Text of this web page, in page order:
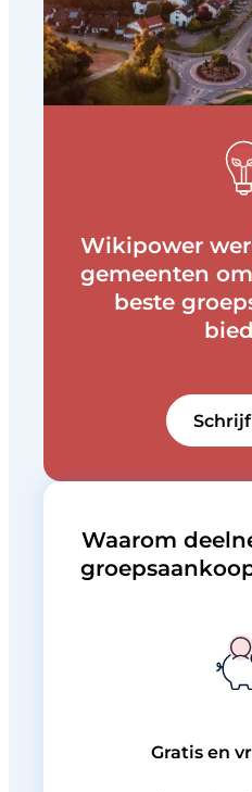
Wikipower
gemeenten
beste
Waarom
Gratis en